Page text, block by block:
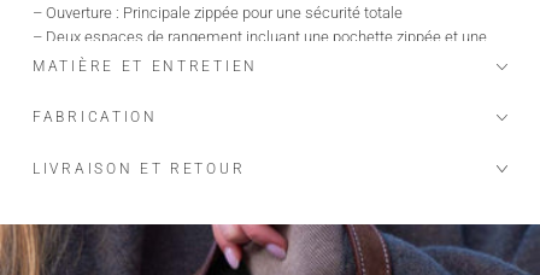
– Ouverture : Principale zippée pour une sécurité totale
– Deux espaces de rangement incluant une pochette zippée et une
pochette ouverte
– Dimensions : 37 x 26 x 12 cm
MATIÈRE ET ENTRETIEN
FABRICATION
LIVRAISON ET RETOUR